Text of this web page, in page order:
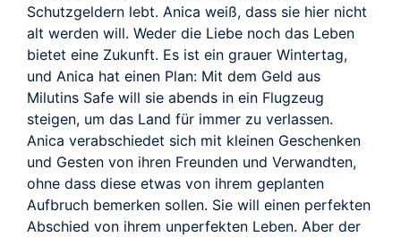
Schutzgeldern lebt. Anica weiß, dass sie hier nicht
alt werden will. Weder die Liebe noch das Leben
bietet eine Zukunft. Es ist ein grauer Wintertag,
und Anica hat einen Plan: Mit dem Geld aus
Milutins Safe will sie abends in ein Flugzeug
steigen, um das Land für immer zu verlassen.
Anica verabschiedet sich mit kleinen Geschenken
und Gesten von ihren Freunden und Verwandten,
ohne dass diese etwas von ihrem geplanten
Aufbruch bemerken sollen. Sie will einen perfekten
Abschied von ihrem unperfekten Leben. Aber der